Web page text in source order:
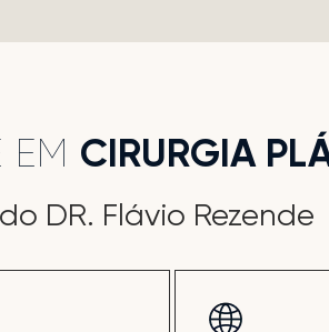
EM CIRURGIA
DR. Flávio Rezende